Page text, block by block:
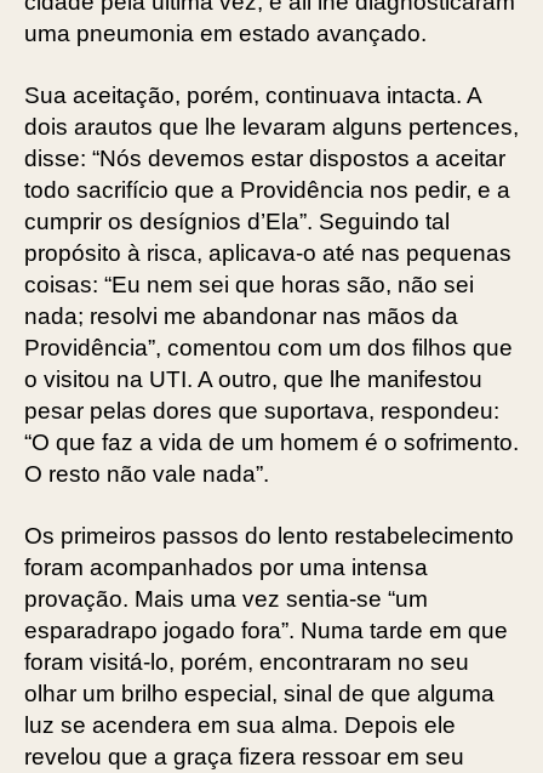
uma pneumonia em estado avançado.
Sua aceitação, porém, continuava intacta. A
dois arautos que lhe levaram alguns pertences,
disse: “Nós devemos estar dispostos a aceitar
todo sacrifício que a Providência nos pedir, e a
cumprir os desígnios d’Ela”. Seguindo tal
propósito à risca, aplicava-o até nas pequenas
coisas: “Eu nem sei que horas são, não sei
nada; resolvi me abandonar nas mãos da
Providência”, comentou com um dos filhos que
o visitou na UTI. A outro, que lhe manifestou
pesar pelas dores que suportava, respondeu:
“O que faz a vida de um homem é o sofrimento.
O resto não vale nada”.
Os primeiros passos do lento restabelecimento
foram acompanhados por uma intensa
provação. Mais uma vez sentia-se “um
esparadrapo jogado fora”. Numa tarde em que
foram visitá-lo, porém, encontraram no seu
olhar um brilho especial, sinal de que alguma
luz se acendera em sua alma. Depois ele
revelou que a graça fizera ressoar em seu